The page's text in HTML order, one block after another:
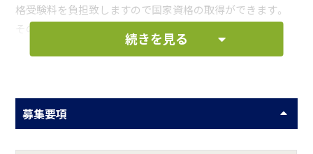
格受験料を負担致しますので国家資格の取得ができます。
その後、維持管理契約を結んでいるお客様へ定期的に訪問
し、浄化槽の機能を適正に保つ業務に携わっていただきま
続きを見る
募集要項